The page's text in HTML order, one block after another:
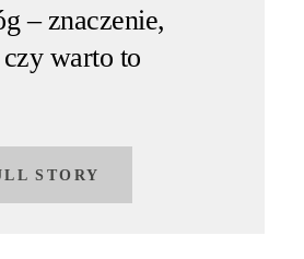
– znaczenie,
warto to
STORY